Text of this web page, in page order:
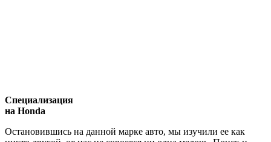
Специализация
на Honda
Остановившись на данной марке авто, мы изучили ее как